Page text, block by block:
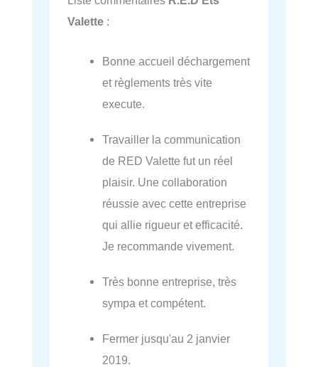
Valette :
Bonne accueil déchargement
et règlements très vite
execute.
Travailler la communication
de RED Valette fut un réel
plaisir. Une collaboration
réussie avec cette entreprise
qui allie rigueur et efficacité.
Je recommande vivement.
Très bonne entreprise, très
sympa et compétent.
Fermer jusqu'au 2 janvier
2019.